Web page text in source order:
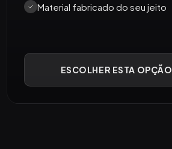
Material fabricado do seu jeito
ESCOLHER ESTA OPÇÃO